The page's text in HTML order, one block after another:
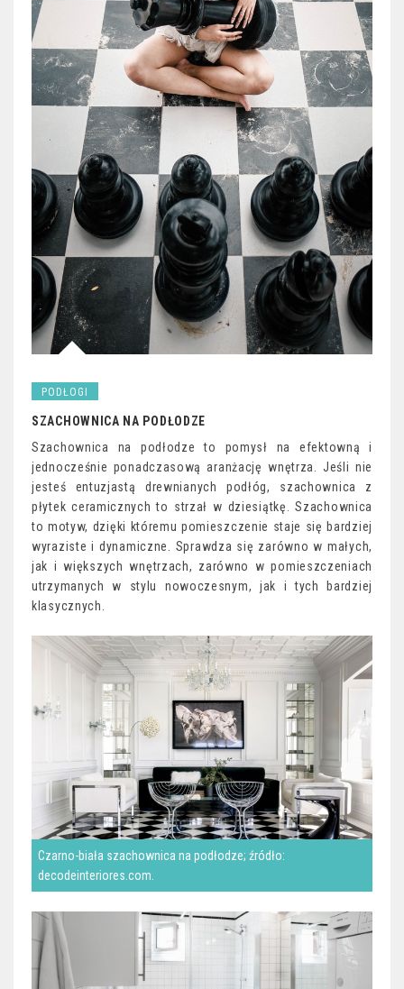
PODŁOGI
SZACHOWNICA NA PODŁODZE
Szachownica na podłodze to pomysł na efektowną i
jednocześnie ponadczasową aranżację wnętrza. Jeśli nie
jesteś entuzjastą drewnianych podłóg, szachownica z
płytek ceramicznych to strzał w dziesiątkę. Szachownica
to motyw, dzięki któremu pomieszczenie staje się bardziej
wyraziste i dynamiczne. Sprawdza się zarówno w małych,
jak i większych wnętrzach, zarówno w pomieszczeniach
utrzymanych w stylu nowoczesnym, jak i tych bardziej
klasycznych.
Czarno-biała szachownica na podłodze; źródło:
decodeinteriores.com.